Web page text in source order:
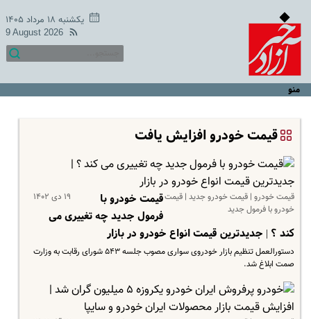
یکشنبه ۱۸ مرداد ۱۴۰۵
9 August 2026
منو
قیمت خودرو افزایش یافت
قیمت خودرو | قیمت خودرو جدید | قیمت
خودرو با فرمول جدید
۱۹ دی ۱۴۰۲
قیمت خودرو با
فرمول جدید چه تغییری می
کند ؟ | جدیدترین قیمت انواع خودرو در بازار
دستورالعمل تنظیم بازار خودروی سواری مصوب جلسه ۵۴۳ شورای رقابت به وزارت
صمت ابلاغ شد.